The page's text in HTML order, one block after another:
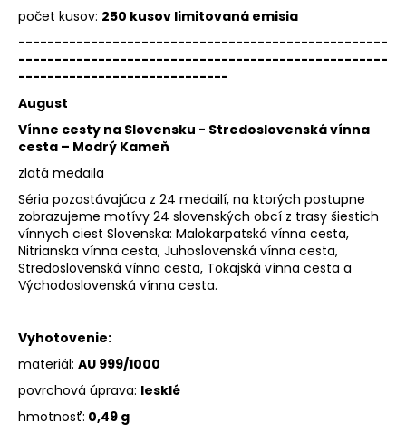
počet kusov: 250 kusov limitovaná emisia
---------------------------------------------------
---------------------------------------------------
-----------------------------
August
Vínne cesty na Slovensku - Stredoslovenská vínna
cesta – Modrý Kameň
zlatá medaila
Séria pozostávajúca z 24 medailí, na ktorých postupne
zobrazujeme motívy 24 slovenských obcí z trasy šiestich
vínnych ciest Slovenska: Malokarpatská vínna cesta,
Nitrianska vínna cesta, Juhoslovenská vínna cesta,
Stredoslovenská vínna cesta, Tokajská vínna cesta a
Východoslovenská vínna cesta.
Vyhotovenie:
materiál: AU 999/1000
povrchová úprava: lesklé
hmotnosť: 0,49 g